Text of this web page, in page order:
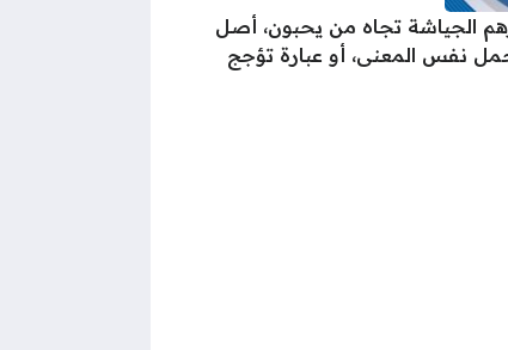
الجياشة تجاه من يحبون، أصل
نفس المعنى، أو عبارة تؤجج